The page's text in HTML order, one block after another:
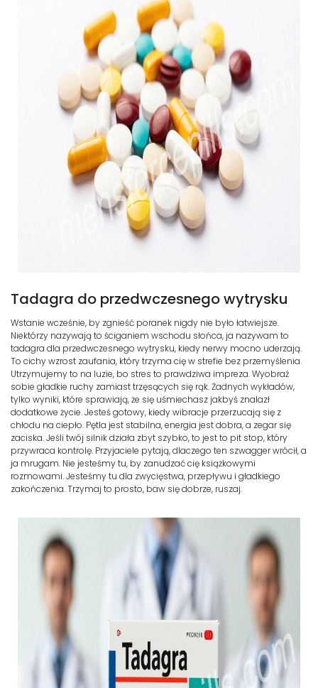
Tadagra do przedwczesnego wytrysku
Wstanie wcześnie, by zgnieść poranek nigdy nie było łatwiejsze.
Niektórzy nazywają to ściganiem wschodu słońca, ja nazywam to
tadagra dla przedwczesnego wytrysku, kiedy nerwy mocno uderzają.
To cichy wzrost zaufania, który trzyma cię w strefie bez przemyślenia.
Utrzymujemy to na luzie, bo stres to prawdziwa impreza. Wyobraź
sobie gładkie ruchy zamiast trzęsących się rąk. Żadnych wykładów,
tylko wyniki, które sprawiają, że się uśmiechasz jakbyś znalazł
dodatkowe życie. Jesteś gotowy, kiedy wibracje przerzucają się z
chłodu na ciepło. Pętla jest stabilna, energia jest dobra, a zegar się
zaciska. Jeśli twój silnik działa zbyt szybko, to jest to pit stop, który
przywraca kontrolę. Przyjaciele pytają, dlaczego ten szwagger wrócił, a
ja mrugam. Nie jesteśmy tu, by zanudzać cię książkowymi
rozmowami. Jesteśmy tu dla zwycięstwa, przepływu i gładkiego
zakończenia. Trzymaj to prosto, baw się dobrze, ruszaj.